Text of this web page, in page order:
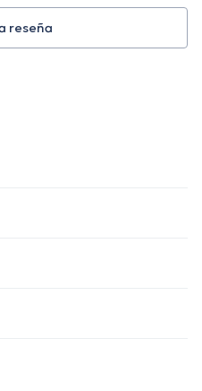
reseña